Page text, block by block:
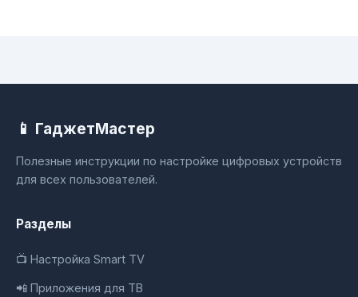
📱 ГаджетМастер
Полезные инструкции по настройке цифровых устройств
для всех пользователей.
Разделы
📺 Настройка Smart TV
📲 Приложения для ТВ